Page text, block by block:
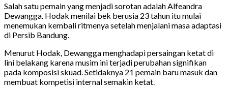
Salah satu pemain yang menjadi sorotan adalah Alfeandra
Dewangga. Hodak menilai bek berusia 23 tahun itu mulai
menemukan kembali ritmenya setelah menjalani masa adaptasi
di Persib Bandung.
Menurut Hodak, Dewangga menghadapi persaingan ketat di
lini belakang karena musim ini terjadi perubahan signifikan
pada komposisi skuad. Setidaknya 21 pemain baru masuk dan
membuat kompetisi internal semakin ketat.